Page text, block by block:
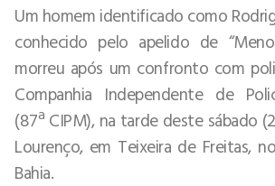
Um homem identificado como
conhecido pelo apelido de
morreu após um confronto com
Companhia Independente de
(87ª CIPM), na tarde deste sábado
Lourenço, em Teixeira de Freitas,
Bahia.